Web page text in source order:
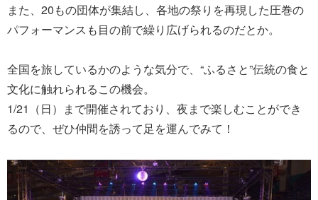
また、20もの団体が集結し、各地の祭りを再現した圧巻の
パフォーマンスも目の前で繰り広げられるのだとか。
全国を旅しているかのような気分で、“ふるさと”伝統の食と
文化に触れられるこの機会。
1/21（日）まで開催されており、夜まで楽しむことができ
るので、ぜひ仲間を誘って足を運んでみて！